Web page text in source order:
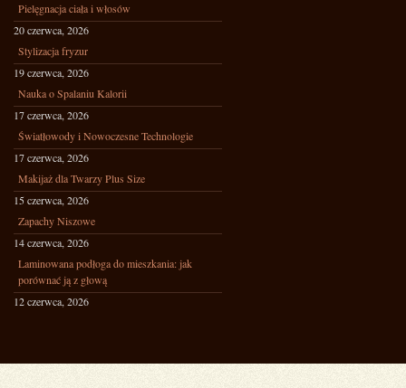
Pielęgnacja ciała i włosów
20 czerwca, 2026
Stylizacja fryzur
19 czerwca, 2026
Nauka o Spalaniu Kalorii
17 czerwca, 2026
Światłowody i Nowoczesne Technologie
17 czerwca, 2026
Makijaż dla Twarzy Plus Size
15 czerwca, 2026
Zapachy Niszowe
14 czerwca, 2026
Laminowana podłoga do mieszkania: jak
porównać ją z głową
12 czerwca, 2026